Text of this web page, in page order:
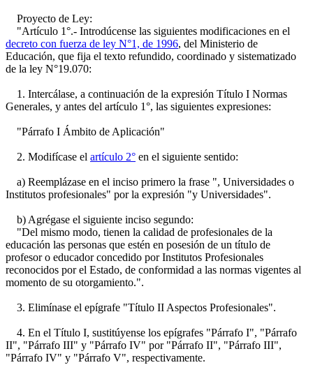
Proyecto de Ley:
"Artículo 1°.- Introdúcense las siguientes modificaciones en el
decreto con fuerza de ley N°1, de 1996, del Ministerio de
Educación, que fija el texto refundido, coordinado y sistematizado
de la ley N°19.070:
1. Intercálase, a continuación de la expresión Título I Normas
Generales, y antes del artículo 1°, las siguientes expresiones:
"Párrafo I Ámbito de Aplicación"
2. Modifícase el artículo 2° en el siguiente sentido:
a) Reemplázase en el inciso primero la frase ", Universidades o
Institutos profesionales" por la expresión "y Universidades".
b) Agrégase el siguiente inciso segundo:
"Del mismo modo, tienen la calidad de profesionales de la
educación las personas que estén en posesión de un título de
profesor o educador concedido por Institutos Profesionales
reconocidos por el Estado, de conformidad a las normas vigentes al
momento de su otorgamiento.".
3. Elimínase el epígrafe "Título II Aspectos Profesionales".
4. En el Título I, sustitúyense los epígrafes "Párrafo I", "Párrafo
II", "Párrafo III" y "Párrafo IV" por "Párrafo II", "Párrafo III",
"Párrafo IV" y "Párrafo V", respectivamente.